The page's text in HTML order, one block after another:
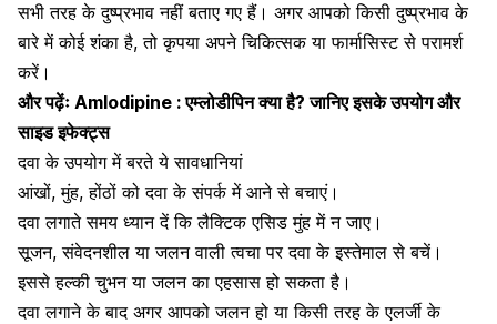
सभी तरह के दुष्प्रभाव नहीं बताए गए हैं। अगर आपको किसी दुष्प्रभाव के
बारे में कोई शंका है, तो कृपया अपने चिकित्सक या फार्मासिस्ट से परामर्श
करें।
और पढ़ेंः Amlodipine : एम्लोडीपिन क्या है? जानिए इसके उपयोग और
साइड इफेक्ट्स
दवा के उपयोग में बरते ये सावधानियां
आंखों, मुंह, होंठों को दवा के संपर्क में आने से बचाएं।
दवा लगाते समय ध्यान दें कि लैक्टिक एसिड मुंह में न जाए।
सूजन, संवेदनशील या जलन वाली त्वचा पर दवा के इस्तेमाल से बचें।
इससे हल्की चुभन या जलन का एहसास हो सकता है।
दवा लगाने के बाद अगर आपको जलन हो या किसी तरह केएलर्जी के